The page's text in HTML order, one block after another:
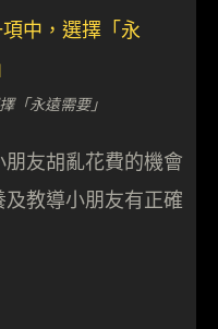
「永遠需要」
友胡亂花費的機會
教導小朋友有正確